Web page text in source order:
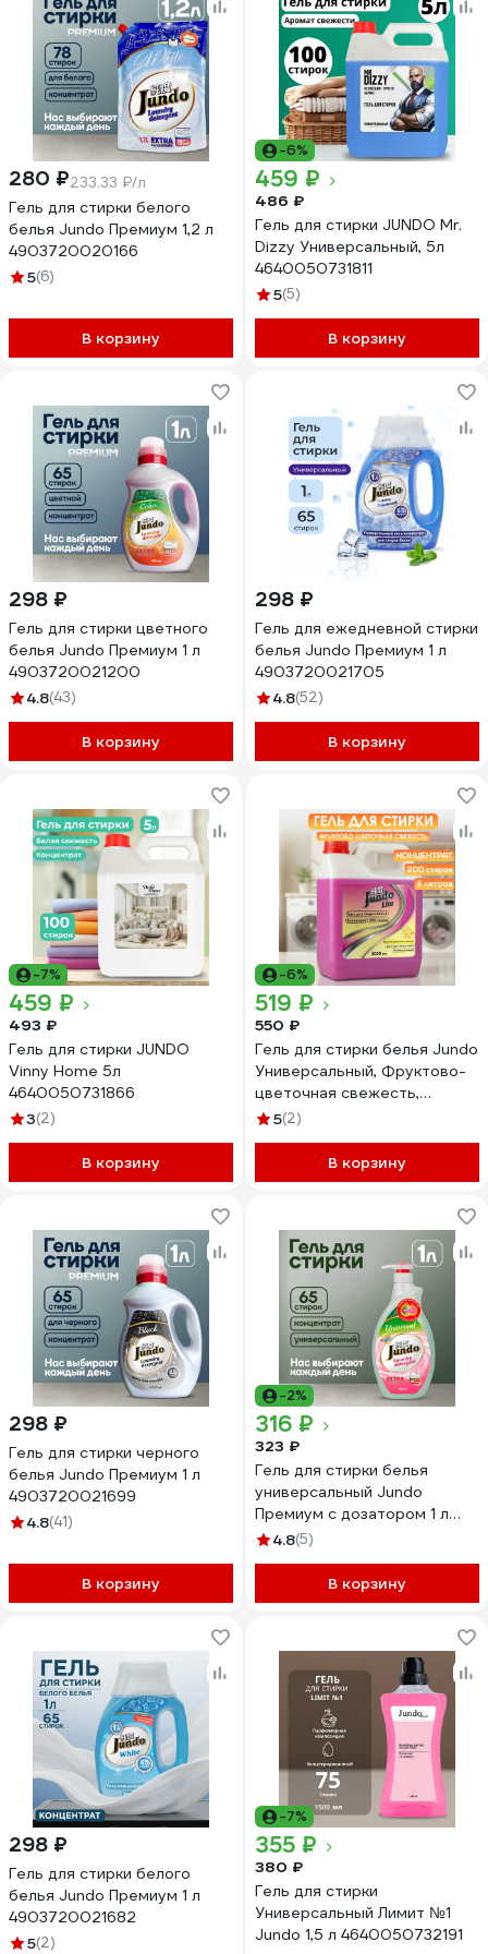
280 ₽233.33 ₽/л
Гель для стирки белого
белья Jundo Премиум 1,2 л
4903720020166
5(6)
В корзину
-6%
459 ₽
486 ₽
Гель для стирки JUNDO Mr.
Dizzy Универсальный, 5л
4640050731811
5(5)
В корзину
298 ₽
Гель для стирки цветного
белья Jundo Премиум 1 л
4903720021200
4.8(43)
В корзину
298 ₽
Гель для ежедневной стирки
белья Jundo Премиум 1 л
4903720021705
4.8(52)
В корзину
-7%
459 ₽
493 ₽
Гель для стирки JUNDO
Vinny Home 5л
4640050731866
3(2)
В корзину
-6%
519 ₽
550 ₽
Гель для стирки белья Jundo
Универсальный, Фруктово-
цветочная свежесть,
концентрированный 5 л
5(2)
В корзину
298 ₽
Гель для стирки черного
белья Jundo Премиум 1 л
4903720021699
4.8(41)
В корзину
-2%
316 ₽
323 ₽
Гель для стирки белья
универсальный Jundo
Премиум с дозатором 1 л
4903720020340
4.8(5)
В корзину
298 ₽
Гель для стирки белого
белья Jundo Премиум 1 л
4903720021682
5(2)
-7%
355 ₽
380 ₽
Гель для стирки
Универсальный Лимит №1
Jundo 1,5 л 4640050732191